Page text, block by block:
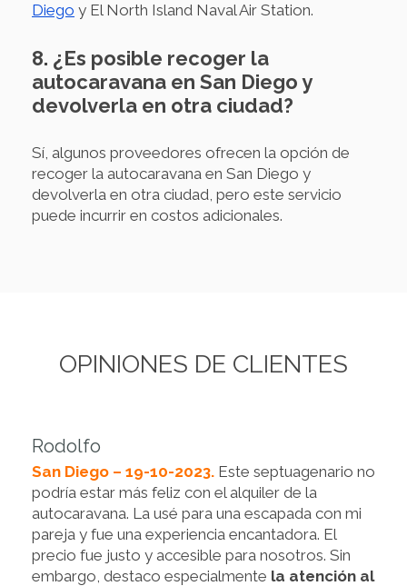
Diego y El North Island Naval Air Station.
8. ¿Es posible recoger la
autocaravana en San Diego y
devolverla en otra ciudad?
Sí, algunos proveedores ofrecen la opción de
recoger la autocaravana en San Diego y
devolverla en otra ciudad, pero este servicio
puede incurrir en costos adicionales.
OPINIONES DE CLIENTES
Rodolfo
San Diego – 19-10-2023. Este septuagenario no
podría estar más feliz con el alquiler de la
autocaravana. La usé para una escapada con mi
pareja y fue una experiencia encantadora. El
precio fue justo y accesible para nosotros. Sin
embargo, destaco especialmente la atención al